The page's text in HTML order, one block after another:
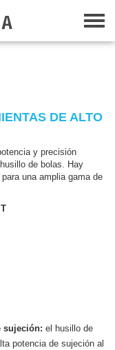
DE ALTO
y precisión
de bolas. Hay
una amplia gama de
sujeción: el husillo de
potencia de sujeción al